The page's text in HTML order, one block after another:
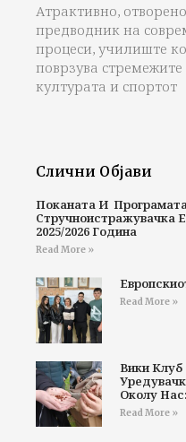
Атрактивно,
предводник на
процеси, училиште
поврзува
културата и спортот
Слични Објави
Поканата И
Стручноистражувачка
2025/2026 Година
Read More »
Read More »
Вики
Околу
Read More »